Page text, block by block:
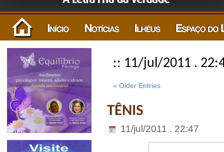
:: 11/jul/2011 .
« Older Entries
TÊNIS
11/jul/2011 . 22:47